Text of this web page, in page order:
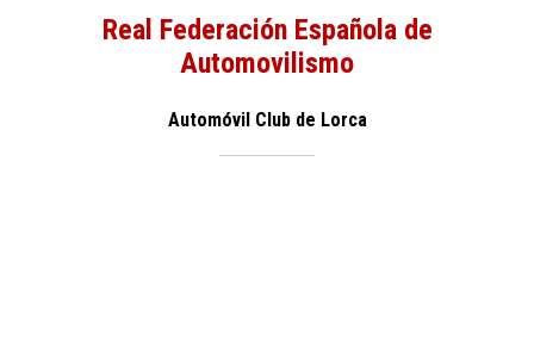
Real Federación Española de
Automovilismo
Automóvil Club de Lorca